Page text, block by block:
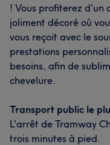
! Vous profiterez d'un
joliment décoré où
vous reçoit avec le
prestations
besoins, afin de
chevelure.
Transport public le
L'arrêt de Tramway
trois minutes à pied.